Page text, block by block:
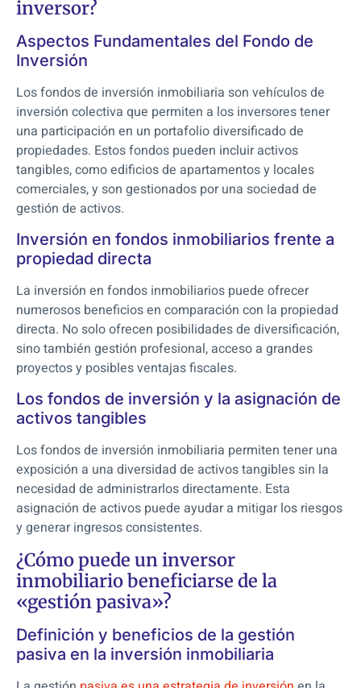
inversor?
Aspectos Fundamentales del Fondo de
Inversión
Los fondos de inversión inmobiliaria son vehículos de
inversión colectiva que permiten a los inversores tener
una participación en un portafolio diversificado de
propiedades. Estos fondos pueden incluir activos
tangibles, como edificios de apartamentos y locales
comerciales, y son gestionados por una sociedad de
gestión de activos.
Inversión en fondos inmobiliarios frente a
propiedad directa
La inversión en fondos inmobiliarios puede ofrecer
numerosos beneficios en comparación con la propiedad
directa. No solo ofrecen posibilidades de diversificación,
sino también gestión profesional, acceso a grandes
proyectos y posibles ventajas fiscales.
Los fondos de inversión y la asignación de
activos tangibles
Los fondos de inversión inmobiliaria permiten tener una
exposición a una diversidad de activos tangibles sin la
necesidad de administrarlos directamente. Esta
asignación de activos puede ayudar a mitigar los riesgos
y generar ingresos consistentes.
¿Cómo puede un inversor
inmobiliario beneficiarse de la
«gestión pasiva»?
Definición y beneficios de la gestión
pasiva en la inversión inmobiliaria